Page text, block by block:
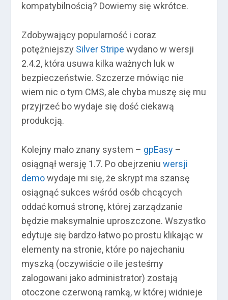
kompatybilnością? Dowiemy się wkrótce.
Zdobywający popularność i coraz
potężniejszy Silver Stripewydano w wersji
2.4.2, która usuwa kilka ważnych luk w
bezpieczeństwie. Szczerze mówiąc nie
wiem nic o tym CMS, ale chyba muszę się mu
przyjrzeć bo wydaje się dość ciekawą
produkcją.
Kolejny mało znany system – gpEasy –
osiągnął wersję 1.7. Po obejrzeniuwersji
demowydaje mi się, że skrypt ma szansę
osiągnąć sukces wśród osób chcących
oddać komuś stronę, której zarządzanie
będzie maksymalnie uproszczone. Wszystko
edytuje się bardzo łatwo po prostu klikając w
elementy na stronie, które po najechaniu
myszką (oczywiście o ile jesteśmy
zalogowani jako administrator) zostają
otoczone czerwoną ramką, w której widnieje